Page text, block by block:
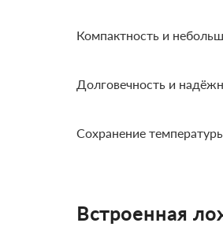
Компактность и
Долговечность и
Сохранение
Встроенная